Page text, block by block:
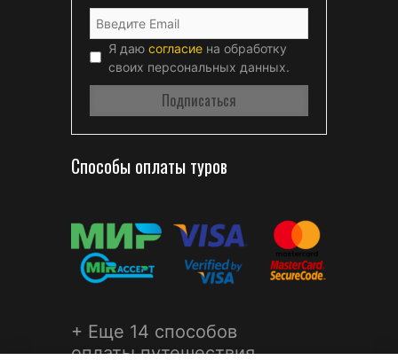
Я даю согласие на обработку
своих персональных данных.
Способы оплаты туров
+ Еще 14 способов
оплаты путешествия